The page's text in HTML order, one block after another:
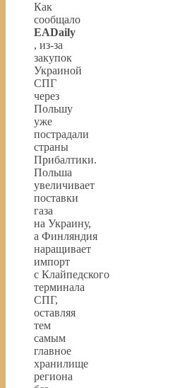
Как
сообщало
EADaily
, из-за
закупок
Украиной
СПГ
через
Польшу
уже
пострадали
страны
Прибалтики.
Польша
увеличивает
поставки
газа
на Украину,
а Финляндия
наращивает
импорт
с Клайпедского
терминала
СПГ,
оставляя
тем
самым
главное
хранилище
региона